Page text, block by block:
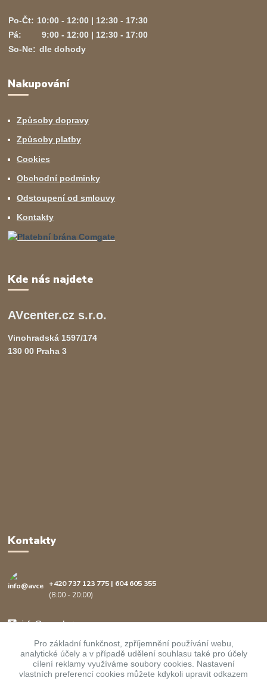
Po-Čt: 10:00 - 12:00 | 12:30 - 17:30
Pá:
9:00 - 12:00 | 12:30 - 17:00
So-Ne: dle dohody
Nakupování
Způsoby dopravy
Způsoby platby
Cookies
Obchodní podminky
Odstoupení od smlouvy
Kontakty
Kde nás najdete
AVcenter.cz s.r.o.
Vinohradská 1597/174
130 00 Praha 3
Kontakty
+420 737 123 775 | 604 605 355
(8:00 - 20:00)
info@avcenter.cz
Pro základní funkčnost, zpříjemnění používání webu,
analytické účely a v případě udělení souhlasu také pro účely
cílení reklamy využíváme soubory cookies. Nastavení
vlastních preferencí cookies můžete kdykoli upravit odkazem